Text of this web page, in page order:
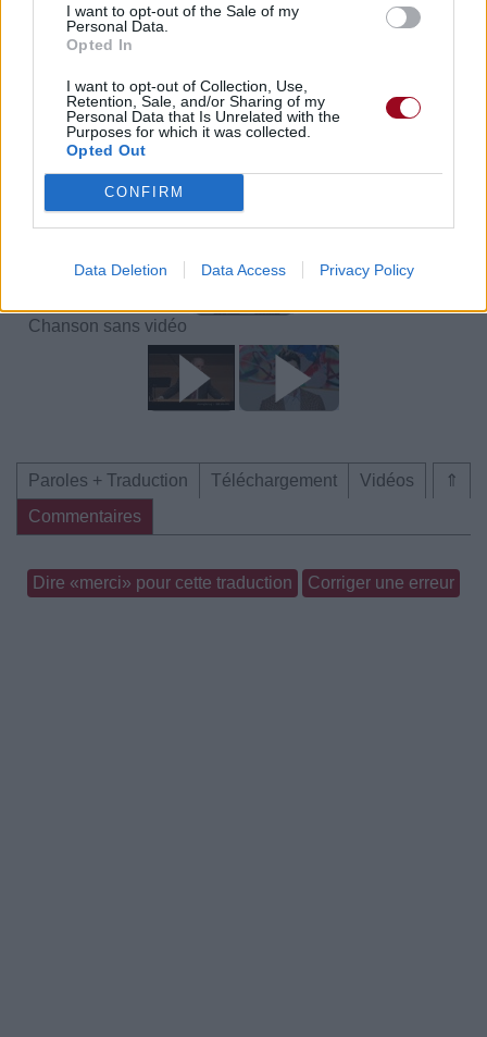
I want to opt-out of the Sale of my
Personal Data.
Opted In
I want to opt-out of Collection, Use,
Retention, Sale, and/or Sharing of my
Personal Data that Is Unrelated with the
Purposes for which it was collected.
Opted Out
CONFIRM
Data Deletion Data Access Privacy Policy
Commentaires
Voir la vidéo de «DO SOMETHING
GOOD»
Chanson sans vidéo
⇑
Paroles + Traduction Téléchargement
Vidéos
Commentaires
Dire «merci» pour cette traduction Corriger une erreur